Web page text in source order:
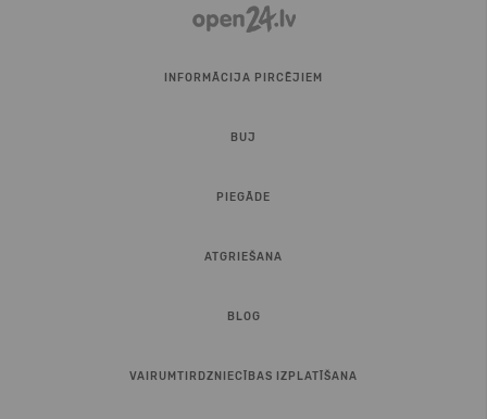
INFORMĀCIJA PIRCĒJIEM
BUJ
PIEGĀDE
ATGRIEŠANA
BLOG
VAIRUMTIRDZNIECĪBAS IZPLATĪŠANA